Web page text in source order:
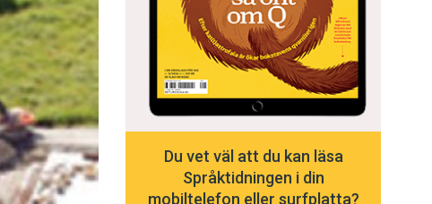
Du vet väl att du kan läsa
Språktidningen i din
mobiltelefon eller surfplatta?